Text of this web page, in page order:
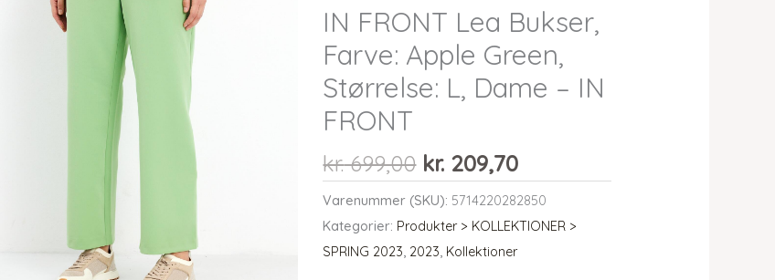
IN FRONT Lea Bukser,
Farve: Apple Green,
Størrelse: L, Dame – IN
FRONT
kr.699,00 Den
oprindelige
pris
var:
kr. 699,00.
kr. 209,70Den
aktuelle
pris
er:
Varenummer (SKU): 5714220282850
Kategorier: Produkter > KOLLEKTIONER >
SPRING 2023, 2023, Kollektioner